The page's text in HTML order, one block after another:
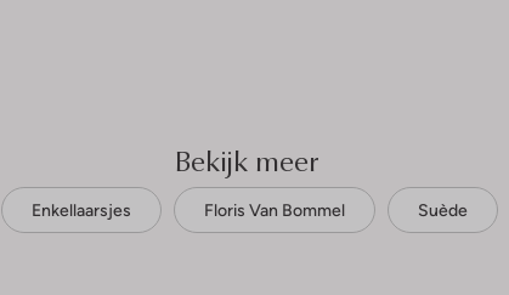
Bekijk meer
Enkellaarsjes Floris Van Bommel Suède